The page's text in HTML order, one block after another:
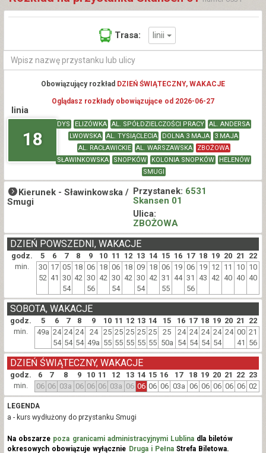
Trasa: linii
Obowiązujący rozkład DZIEŃ ŚWIĄTECZNY, WAKACJE
Oglądasz rozkłady obowiązujące od 2026-06-27
linia
18
DYS ELIZÓWKA AL. SPÓŁDZIELCZOŚCI PRACY
AL. ANDERSA
LWOWSKA
AL. TYSIĄCLECIA DOLNA 3 MAJA
3 MAJA
AL. RACŁAWICKIE
AL. WARSZAWSKA
ZBOŻOWA
SŁAWINKOWSKA
SNOPKÓW KOLONIA SNOPKÓW
HELENÓW
SMUGI
Kierunek - Sławinkowska /
Smugi
Przystanek: 6531
Skansen 01
Ulica:
ZBOŻOWA
godz. 5 6 7 8 9 10 11 12 13 14 15 16 17 18 19 20 21 22
DZIEŃ POWSZEDNI, WAKACJE
min.
30
52
17
41
05
30
54
18
42
06
30
56
18
42
06
30
54
18
42
09
30
54
18
42
06
31
55
19
44
06
31
56
19
43
12
42
11
40
10
40
10
40
godz. 5 6 7 8 9 10 11 12 13 14 15 16 17 18 19 20 21 22
SOBOTA, WAKACJE
min. 49a 24
54
24
54
24
54
24
49a
25
55
25
55
25
55
25
55
25
55
25
50a
24
54
24
54
24
54
24
54
24 00
41
21
56
godz. 6 7 8 9 10 11 12 13 14 15 16 17 18 19 20 21 22 23
DZIEŃ ŚWIĄTECZNY, WAKACJE
min. 06 06 03a 06 06 06 03a 06 06 06 06 03a 06 06 06 06 06 02
LEGENDA
a - kurs wydłużony do przystanku Smugi
Na obszarze poza granicami administracyjnymi Lublinadla biletów
okresowych obowiązuje wyłącznie Druga i PełnaStrefa Biletowa.